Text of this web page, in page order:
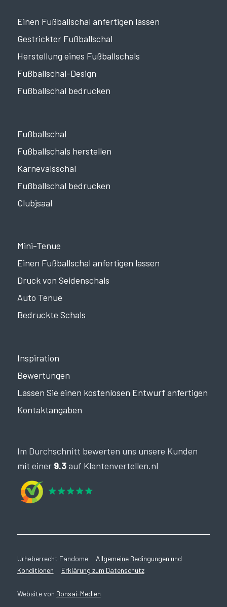
Einen Fußballschal anfertigen lassen
Gestrickter Fußballschal
Herstellung eines Fußballschals
Fußballschal-Design
Fußballschal bedrucken
Fußballschal
Fußballschals herstellen
Karnevalsschal
Fußballschal bedrucken
Clubjsaal
Mini-Tenue
Einen Fußballschal anfertigen lassen
Druck von Seidenschals
Auto Tenue
Bedruckte Schals
Inspiration
Bewertungen
Lassen Sie einen kostenlosen Entwurf anfertigen
Kontaktangaben
Im Durchschnitt bewerten uns unsere Kunden
mit einer 9.3auf Klantenvertellen.nl
Urheberrecht Fandome Allgemeine Bedingungen und
Konditionen
Erklärung zum Datenschutz
Website von Bonsai-Medien